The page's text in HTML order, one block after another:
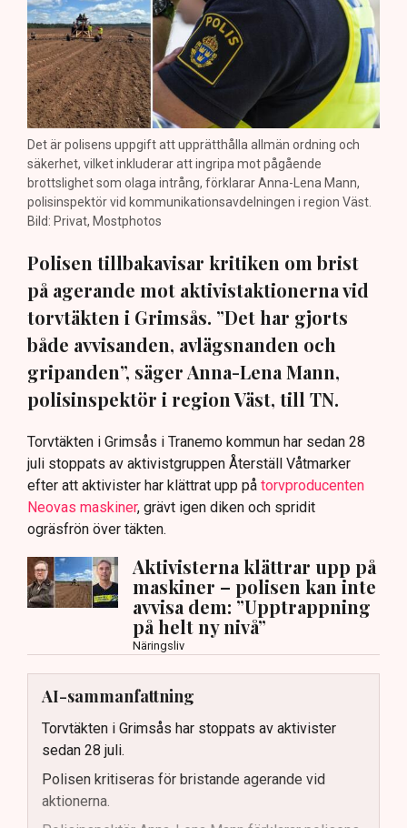
Det är polisens uppgift att upprätthålla allmän ordning och
säkerhet, vilket inkluderar att ingripa mot pågående
brottslighet som olaga intrång, förklarar Anna-Lena Mann,
polisinspektör vid kommunikationsavdelningen i region Väst.
Bild: Privat, Mostphotos
Polisen tillbakavisar kritiken om brist
på agerande mot aktivistaktionerna vid
torvtäkten i Grimsås. ”Det har gjorts
både avvisanden, avlägsnanden och
gripanden”, säger Anna-Lena Mann,
polisinspektör i region Väst, till TN.
Torvtäkten i Grimsås i Tranemo kommun har sedan 28
juli stoppats av aktivistgruppen Återställ Våtmarker
efter att aktivister har klättrat upp på torvproducenten
Neovas maskiner, grävt igen diken och spridit
ogräsfrön över täkten.
Aktivisterna klättrar upp på
maskiner – polisen kan inte
avvisa dem: ”Upptrappning
på helt ny nivå”
Näringsliv
AI-sammanfattning
Torvtäkten i Grimsås har stoppats av aktivister
sedan 28 juli.
Polisen kritiseras för bristande agerande vid
aktionerna.